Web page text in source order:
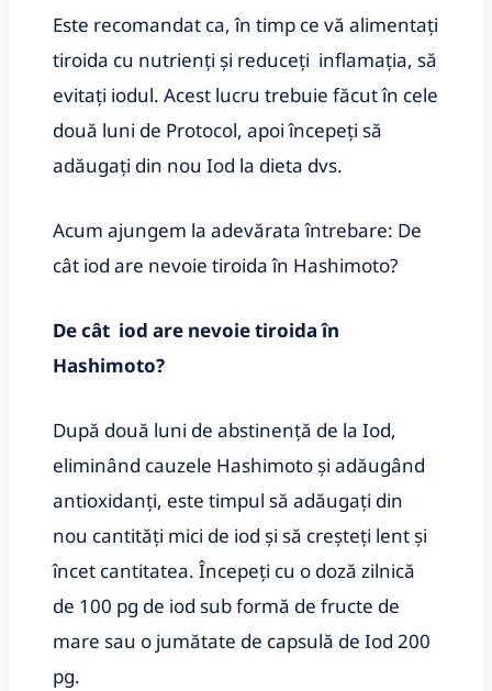
Este recomandat ca, în timp ce vă alimentați
tiroida cu nutrienți și reduceți inflamația, să
evitați iodul. Acest lucru trebuie făcut în cele
două luni de Protocol, apoi începeți să
adăugați din nou Iod la dieta dvs.
Acum ajungem la adevărata întrebare: De
cât iod are nevoie tiroida în Hashimoto?
De cât iod are nevoie tiroida în
Hashimoto?
După două luni de abstinență de la Iod,
eliminând cauzele Hashimoto și adăugând
antioxidanți, este timpul să adăugați din
nou cantități mici de iod și să creșteți lent și
încet cantitatea. Începeți cu o doză zilnică
de 100 pg de iod sub formă de fructe de
mare sau o jumătate de capsulă de Iod 200
pg.